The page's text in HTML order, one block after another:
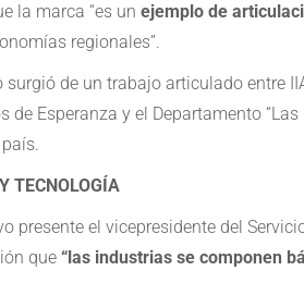
la marca “es un ejemplo de
regionales”.
de un trabajo articulado entre
de Esperanza y el Departamento
TECNOLOGÍA
presente el vicepresidente del
que “las industrias se componen